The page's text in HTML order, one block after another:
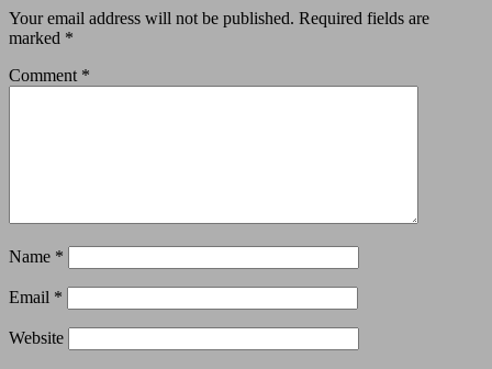
Your email address will not be published. Required fields are
marked *
Comment *
Name *
Email *
Website